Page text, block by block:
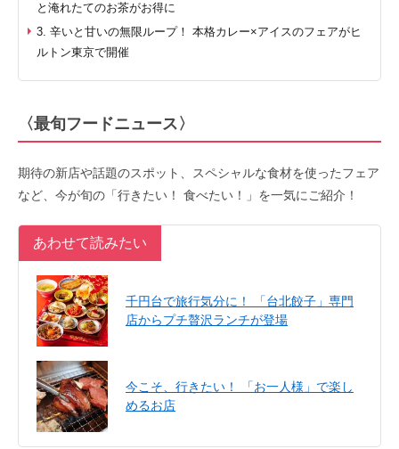
と淹れたてのお茶がお得に
3. 辛いと甘いの無限ループ！ 本格カレー×アイスのフェアがヒ
ルトン東京で開催
〈最旬フードニュース〉
期待の新店や話題のスポット、スペシャルな食材を使ったフェア
など、今が旬の「行きたい！ 食べたい！」を一気にご紹介！
あわせて読みたい
千円台で旅行気分に！ 「台北餃子」専門
店からプチ贅沢ランチが登場
今こそ、行きたい！ 「お一人様」で楽し
めるお店